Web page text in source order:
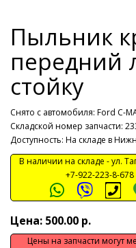
Пыльник
передний
стойку
Снято с автомобиля: Ford C-
Складской номер запчасти:
Доступность: На складе в
В наличии на складе -ул.
+7-922-223-8-678
Цена: 500.00 р.
Цены на запчасти могут